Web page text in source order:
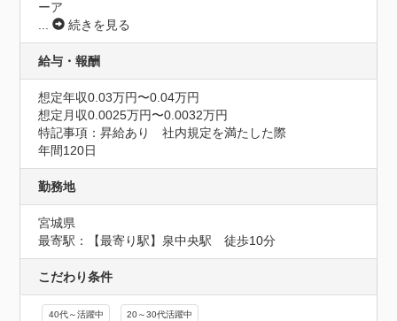
ーア
...
続きを見る
給与・報酬
想定年収0.03万円〜0.04万円
想定月収0.0025万円〜0.0032万円
特記事項：昇給あり　社内規定を満たした際
年間120日
勤務地
宮城県
最寄駅：【最寄り駅】泉中央駅　徒歩10分
こだわり条件
40代～活躍中 20～30代活躍中